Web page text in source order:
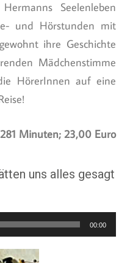
Seelenleben
und Hörstunden mit
ihre Geschichte
Mädchenstimme
HörerInnen auf eine
Minuten; 23,00 Euro
uns alles gesagt
00:00